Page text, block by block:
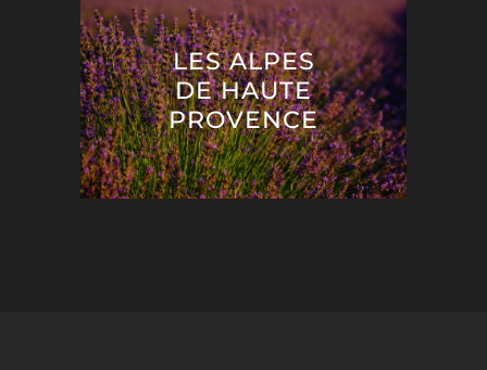
LES ALPES
DE HAUTE
PROVENCE